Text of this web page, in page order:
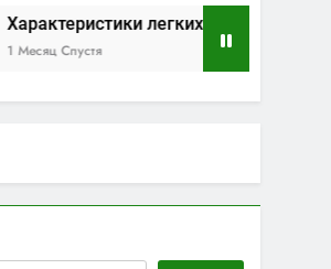
легких чемоданов на колесах с